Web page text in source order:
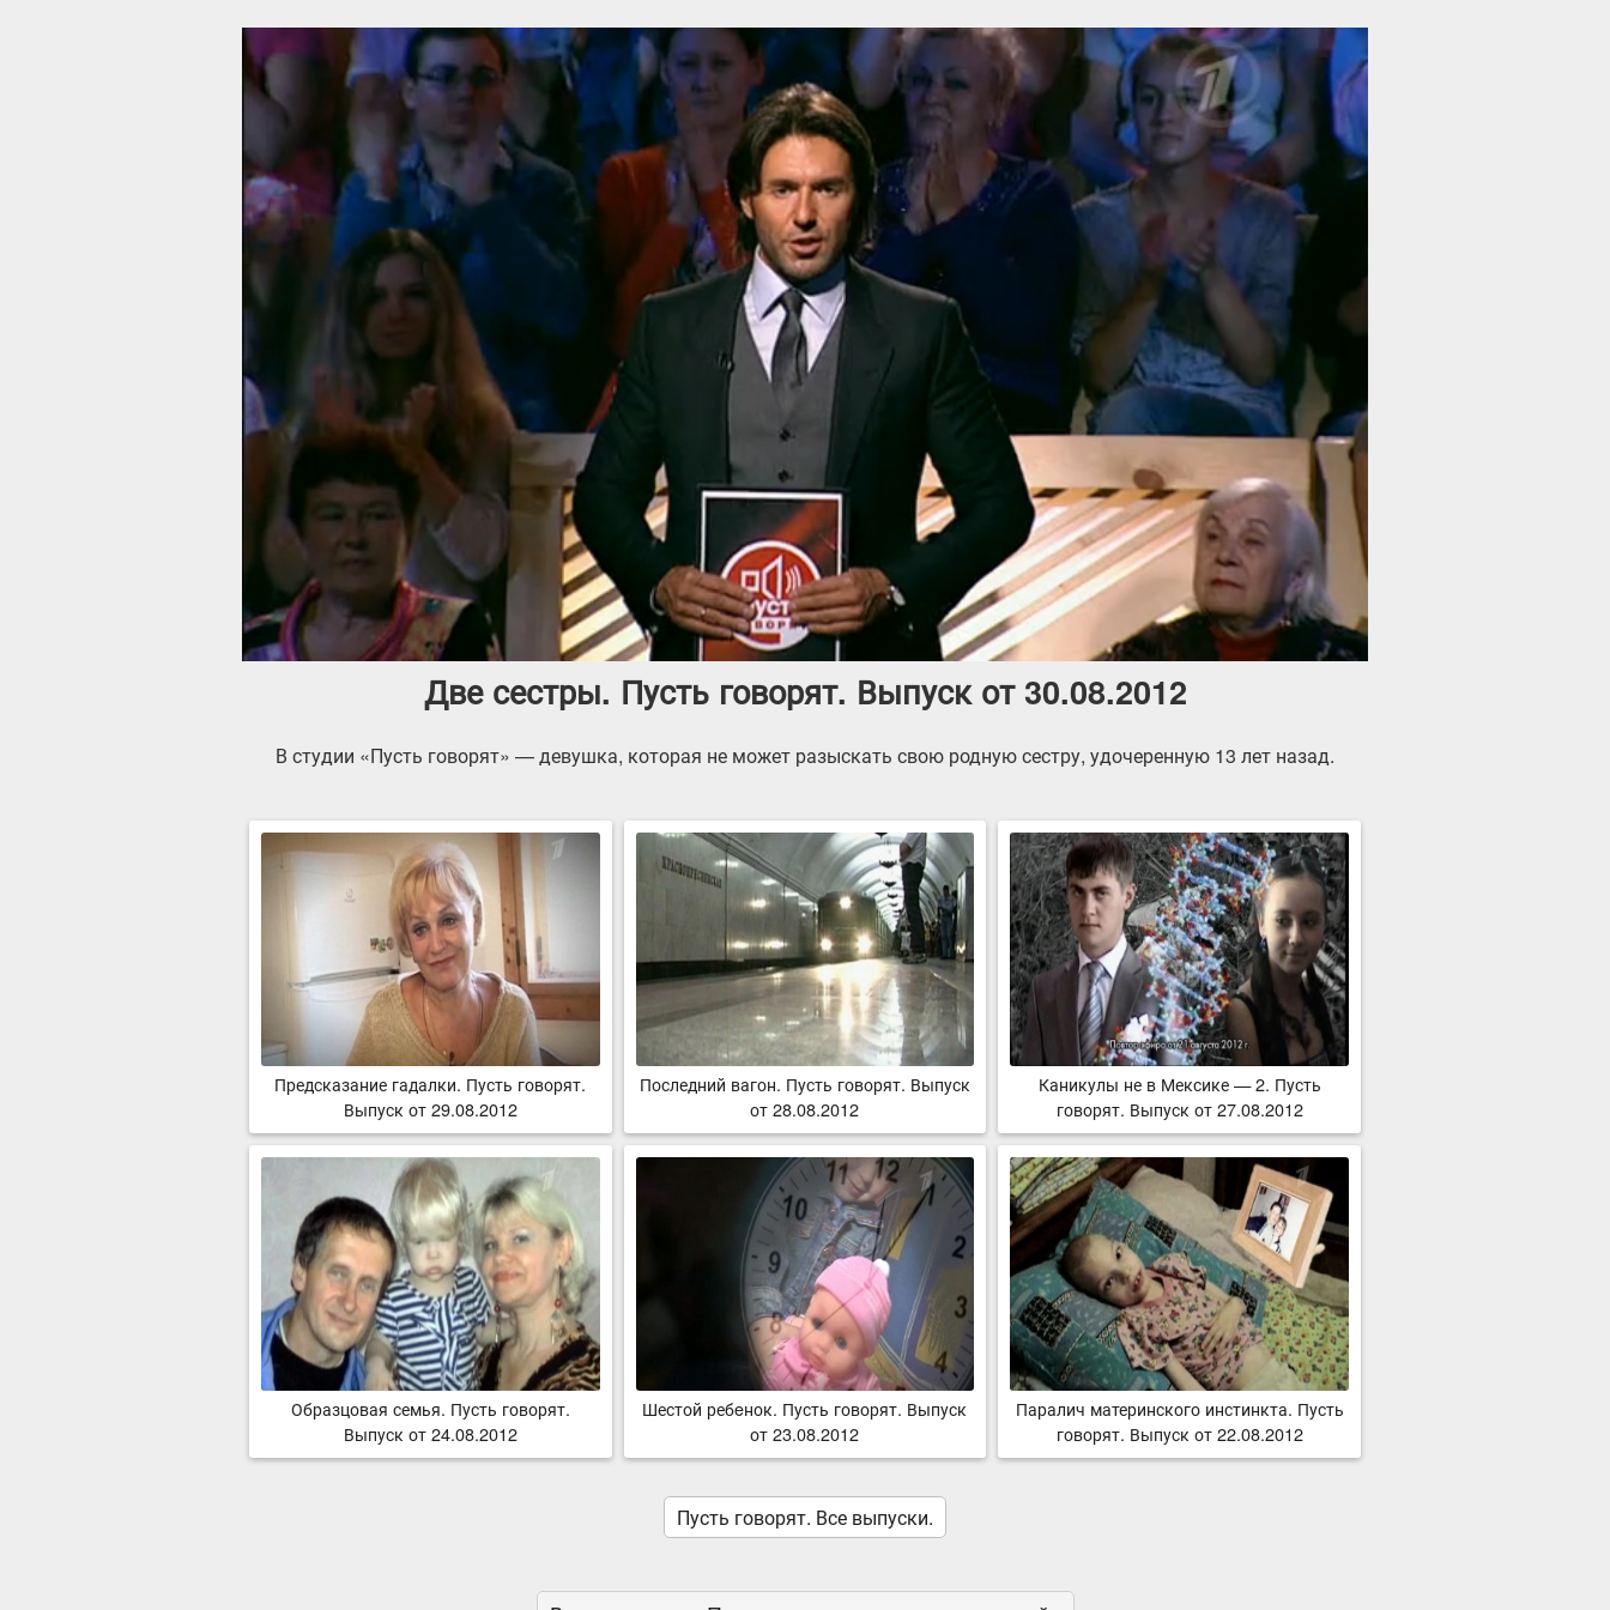
Две сестры. Пусть говорят. Выпуск от 30.08.2012
В студии «Пусть говорят» — девушка, которая не может разыскать свою родную сестру, удочеренную 13 лет назад.
Предсказание гадалки. Пусть говорят.
Выпуск от 29.08.2012
Последний вагон. Пусть говорят. Выпуск
от 28.08.2012
Каникулы не в Мексике — 2. Пусть
говорят. Выпуск от 27.08.2012
Образцовая семья. Пусть говорят.
Выпуск от 24.08.2012
Шестой ребeнок. Пусть говорят. Выпуск
от 23.08.2012
Паралич материнского инстинкта. Пусть
говорят. Выпуск от 22.08.2012
Пусть говорят. Все выпуски.